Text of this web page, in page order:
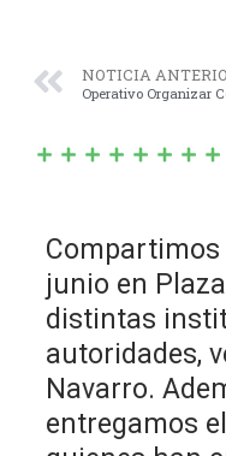
NOTICIA
Compartimos
junio en
distintas
autoridades,
Navarro.
entregamos